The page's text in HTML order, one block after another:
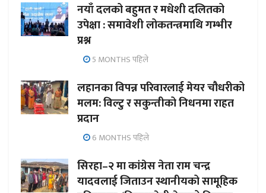
नयाँ दलको बहुमत र मधेशी दलितको
उपेक्षा : समावेशी लोकतन्त्रमाथि गम्भीर
प्रश्न
5 MONTHS पहिले
लहानका विपन्न परिवारलाई मेयर चौधरीको
मलम: विल्टु र सकुन्तीको निधनमा राहत
प्रदान
6 MONTHS पहिले
सिरहा–२ मा कांग्रेस नेता राम चन्द्र
यादवलाई जिताउन स्थानीयको सामूहिक